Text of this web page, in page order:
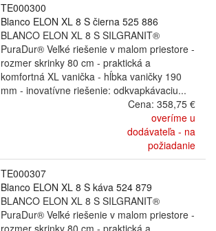
TE000300
Blanco ELON XL 8 S čierna 525 886
BLANCO ELON XL 8 S SILGRANIT®
PuraDur® Veľké riešenie v malom priestore -
rozmer skrinky 80 cm - praktická a
komfortná XL vanička - hĺbka vaničky 190
mm - inovatívne riešenie: odkvapkávaciu...
Cena: 358,75 €
overíme u
dodávateľa - na
požiadanie
TE000307
Blanco ELON XL 8 S káva 524 879
BLANCO ELON XL 8 S SILGRANIT®
PuraDur® Veľké riešenie v malom priestore -
rozmer skrinky 80 cm - praktická a